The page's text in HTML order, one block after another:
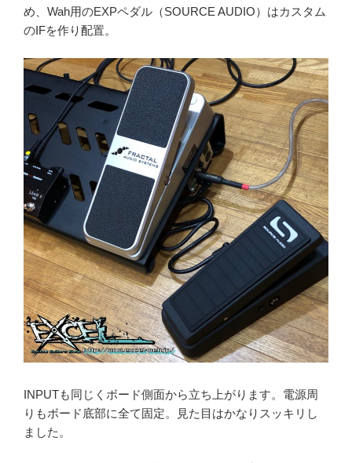
め、Wah用のEXPペダル（SOURCE AUDIO）はカスタム
のIFを作り配置。
INPUTも同じくボード側面から立ち上がります。電源周
りもボード底部に全て固定。見た目はかなりスッキリし
ました。